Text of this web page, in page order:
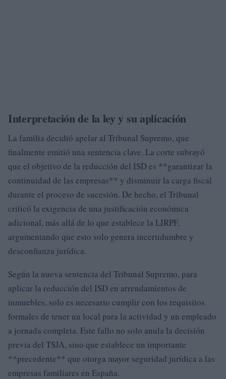
Interpretación de la ley y su aplicación
La familia decidió apelar al Tribunal Supremo, que
finalmente emitió una sentencia clave. La corte subrayó
que el objetivo de la reducción del ISD es **garantizar la
continuidad de las empresas** y disminuir la carga fiscal
durante el proceso de sucesión. De hecho, el Tribunal
criticó la exigencia de una justificación económica
adicional, más allá de lo que establece la LIRPF,
argumentando que esto solo genera incertidumbre y
desconfianza jurídica.
Según la nueva sentencia del Tribunal Supremo, para
aplicar la reducción del ISD en arrendamientos de
inmuebles, solo es necesario cumplir con los requisitos
formales de tener un local para la actividad y un empleado
a jornada completa. Este fallo no solo anula la decisión
previa del TSJA, sino que establece un importante
**precedente** que otorga mayor seguridad jurídica a las
empresas familiares en España.